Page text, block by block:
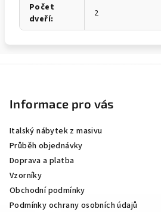
Počet
dveří: 2
Informace pro vás
Italský nábytek z masivu
Průběh objednávky
Doprava a platba
Vzorníky
Obchodní podmínky
Podmínky ochrany osobních údajů